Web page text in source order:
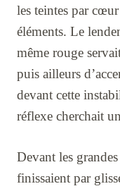
les teintes par
éléments. Le
même rouge
puis ailleurs
devant cette
réflexe cherchait
Devant les
finissaient par